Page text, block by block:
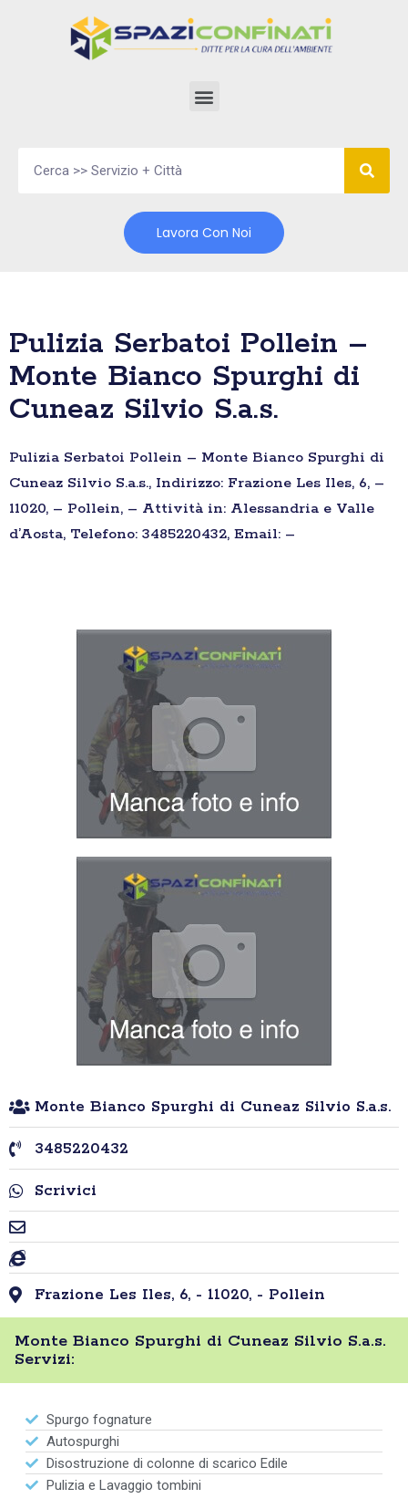
Lavora Con Noi
Pulizia Serbatoi Pollein –
Monte Bianco Spurghi di
Cuneaz Silvio S.a.s.
Pulizia Serbatoi Pollein – Monte Bianco Spurghi di
Cuneaz Silvio S.a.s., Indirizzo: Frazione Les Iles, 6, –
11020, – Pollein, – Attività in: Alessandria e Valle
d’Aosta, Telefono: 3485220432, Email: –
Monte Bianco Spurghi di Cuneaz Silvio S.a.s.
3485220432
Scrivici
Frazione Les Iles, 6, - 11020, - Pollein
Monte Bianco Spurghi di Cuneaz Silvio S.a.s.
Servizi:
Spurgo fognature
Autospurghi
Disostruzione di colonne di scarico Edile
Pulizia e Lavaggio tombini